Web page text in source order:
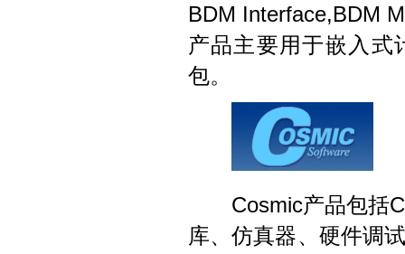
BDM Interface,BDM
产品主要用于嵌入式
包。
Cosmic产品包括C
库、仿真器、硬件调